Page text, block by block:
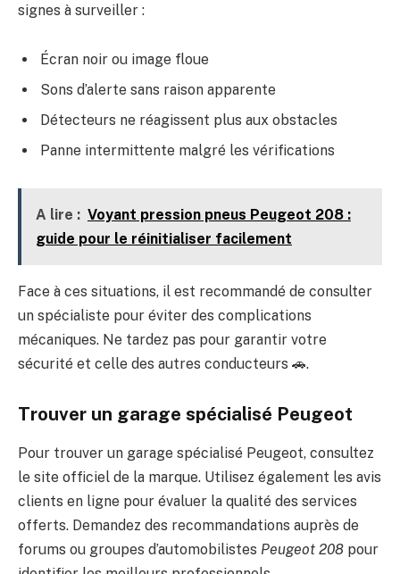
signes à surveiller :
Écran noir ou image floue
Sons d’alerte sans raison apparente
Détecteurs ne réagissent plus aux obstacles
Panne intermittente malgré les vérifications
A lire : Voyant pression pneus Peugeot 208 :
guide pour le réinitialiser facilement
Face à ces situations, il est recommandé de consulter
un spécialiste pour éviter des complications
mécaniques. Ne tardez pas pour garantir votre
sécurité et celle des autres conducteurs 🚗.
Trouver un garage spécialisé Peugeot
Pour trouver un garage spécialisé Peugeot, consultez
le site officiel de la marque. Utilisez également les avis
clients en ligne pour évaluer la qualité des services
offerts. Demandez des recommandations auprès de
forums ou groupes d’automobilistes Peugeot 208 pour